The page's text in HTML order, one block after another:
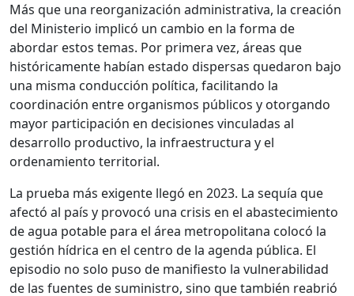
Más que una reorganización administrativa, la creación
del Ministerio implicó un cambio en la forma de
abordar estos temas. Por primera vez, áreas que
históricamente habían estado dispersas quedaron bajo
una misma conducción política, facilitando la
coordinación entre organismos públicos y otorgando
mayor participación en decisiones vinculadas al
desarrollo productivo, la infraestructura y el
ordenamiento territorial.
La prueba más exigente llegó en 2023. La sequía que
afectó al país y provocó una crisis en el abastecimiento
de agua potable para el área metropolitana colocó la
gestión hídrica en el centro de la agenda pública. El
episodio no solo puso de manifiesto la vulnerabilidad
de las fuentes de suministro, sino que también reabrió